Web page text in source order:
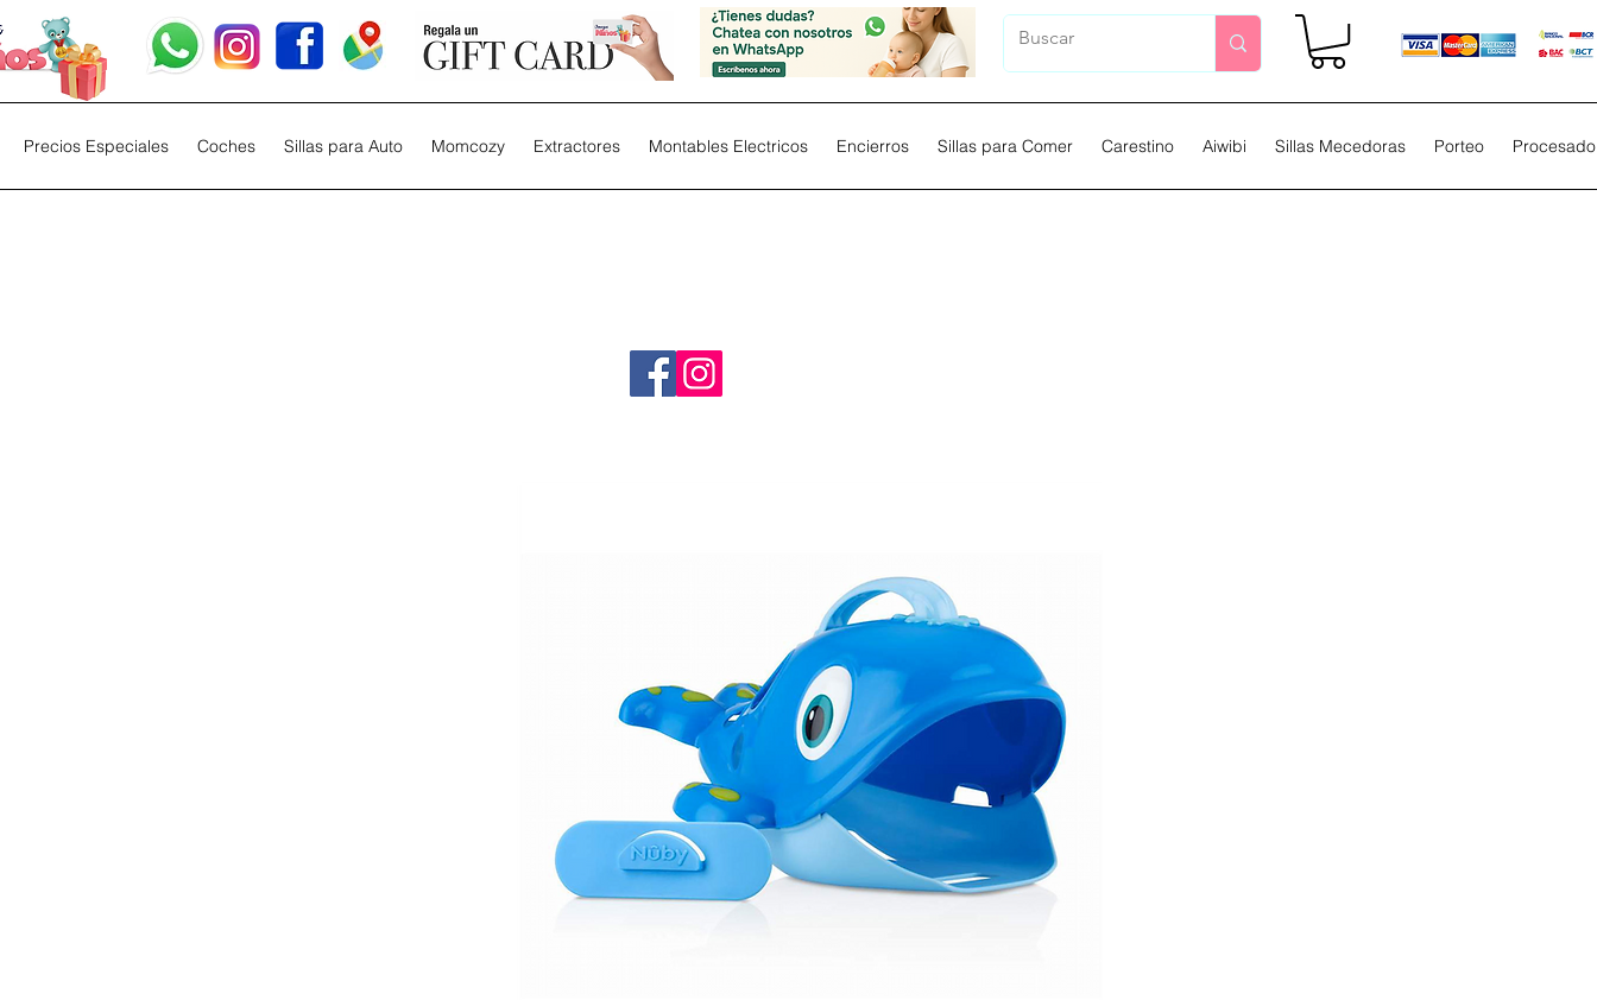
Precios Especiales Coches Sillas para Auto Momcozy Extractores Montables Electricos Encierros Sillas para Comer Carestino Aiwibi Sillas Mecedoras Porteo